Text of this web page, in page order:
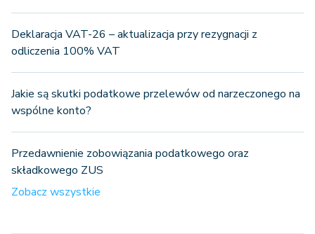
Deklaracja VAT-26 – aktualizacja przy rezygnacji z
odliczenia 100% VAT
Jakie są skutki podatkowe przelewów od narzeczonego na
wspólne konto?
Przedawnienie zobowiązania podatkowego oraz
składkowego ZUS
Zobacz wszystkie